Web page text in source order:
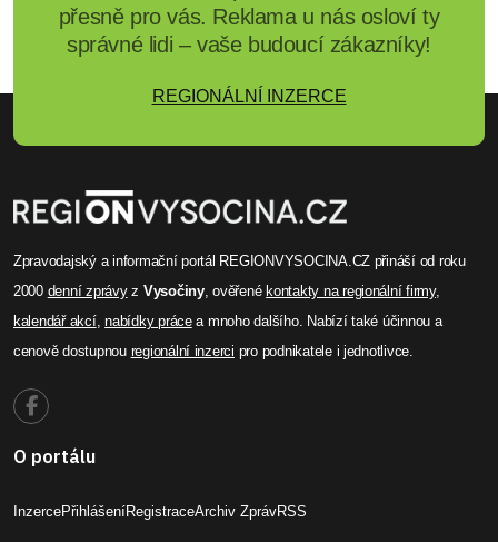
přesně pro vás. Reklama u nás osloví ty
správné lidi – vaše budoucí zákazníky!
REGIONÁLNÍ INZERCE
Zpravodajský a informační portál REGIONVYSOCINA.CZ přináší od roku
2000 denní zprávyz Vysočiny, ověřenékontakty na regionální firmy,
kalendář akcí,nabídky prácea mnoho dalšího. Nabízí také účinnou a
cenově dostupnou regionální inzerci pro podnikatele i jednotlivce.
O portálu
InzercePřihlášeníRegistraceArchiv ZprávRSS